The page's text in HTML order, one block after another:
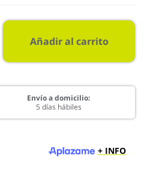
Añadir al carrito
Envío a domicilio:
5 días hábiles
+ INFO